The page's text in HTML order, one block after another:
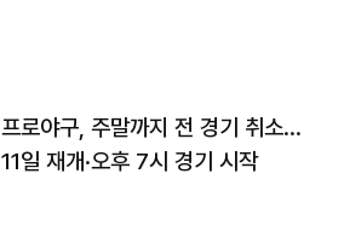
프로야구, 주말까지 전 경기 취소…
11일 재개·오후 7시 경기 시작